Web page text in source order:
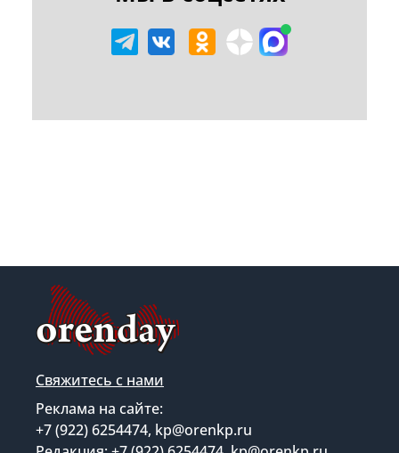
Свяжитесь с нами
Реклама на сайте:
+7 (922) 6254474, kp@orenkp.ru